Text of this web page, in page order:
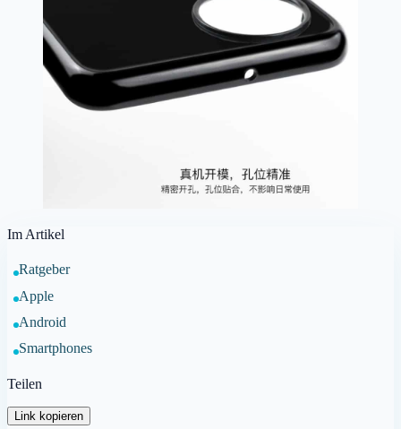
Im Artikel
Ratgeber
Apple
Android
Smartphones
Teilen
Link kopieren